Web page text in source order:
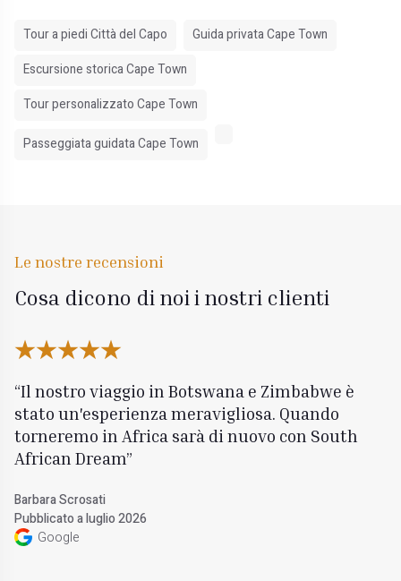
Tour a piedi Città del Capo
Guida privata Cape Town
Escursione storica Cape Town
Tour personalizzato Cape Town
Passeggiata guidata Cape Town
Le nostre recensioni
Cosa dicono di noi i nostri clienti
Il nostro viaggio in Botswana e Zimbabwe è
stato un'esperienza meravigliosa. Quando
torneremo in Africa sarà di nuovo con South
African Dream
Barbara Scrosati
Pubblicato a luglio 2026
Google